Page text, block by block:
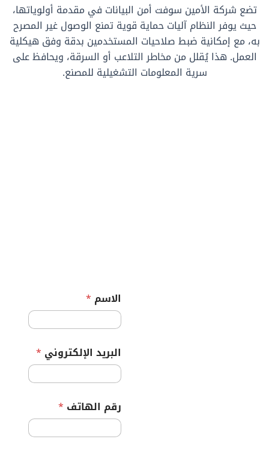
تضع شركة الأمين سوفت أمن البيانات في مقدمة أولوياتها،
حيث يوفر النظام آليات حماية قوية تمنع الوصول غير المصرح
به، مع إمكانية ضبط صلاحيات المستخدمين بدقة وفق هيكلية
العمل. هذا يُقلل من مخاطر التلاعب أو السرقة، ويحافظ على
سرية المعلومات التشغيلية للمصنع.
الاسم *
البريد الإلكتروني *
رقم الهاتف *